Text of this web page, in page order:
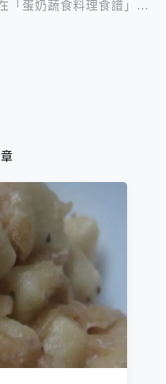
在「蛋奶蔬食料理食譜」中